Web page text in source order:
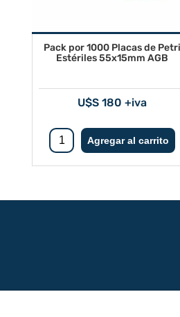
Pack por 1000 Placas de Petri
Estériles 55x15mm AGB
U$S 180 +iva